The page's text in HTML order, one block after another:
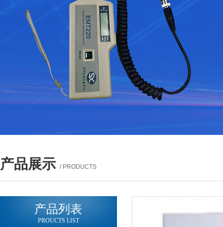
产品展示 / PRODUCTS
产品列表
PROUCTS LIST